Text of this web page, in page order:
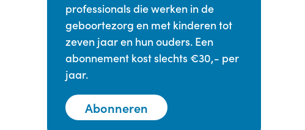
professionals die werken in de
geboortezorg en met kinderen tot
zeven jaar en hun ouders. Een
abonnement kost slechts €30,- per
jaar.
Abonneren